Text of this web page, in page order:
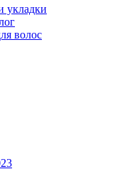
укладки
волос